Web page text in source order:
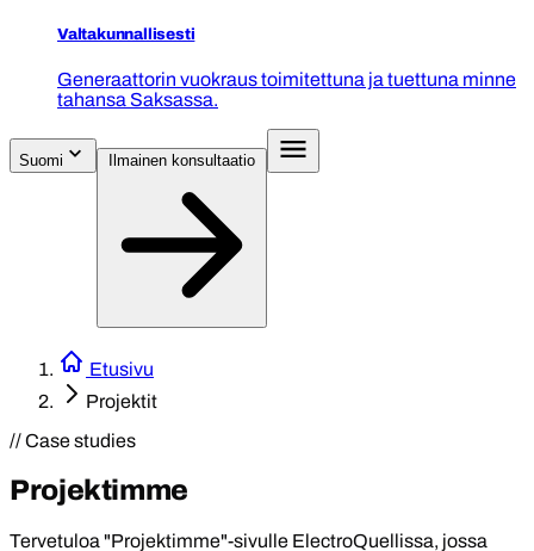
Valtakunnallisesti
Generaattorin vuokraus toimitettuna ja tuettuna minne
tahansa Saksassa.
Suomi
Etusivu
Projektit
// Case studies
Projektimme
Tervetuloa "Projektimme"-sivulle ElectroQuellissa, jossa